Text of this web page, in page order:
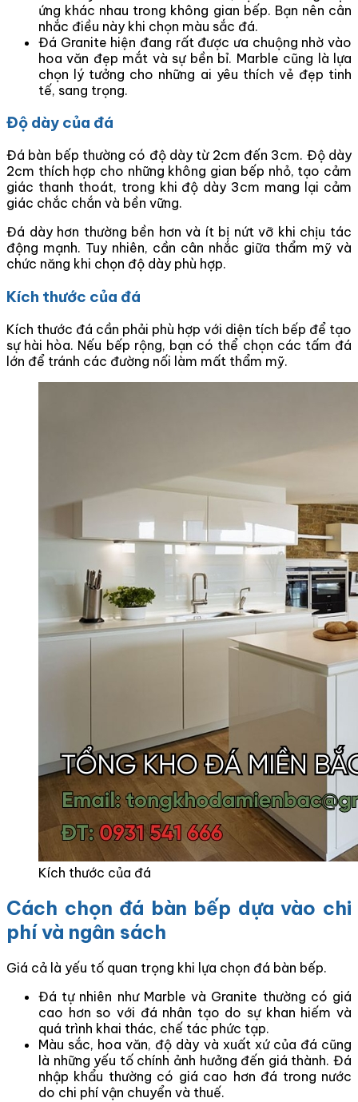
ứng khác nhau trong không gian bếp. Bạn nên cân
nhắc điều này khi chọn màu sắc đá.
Đá Granite hiện đang rất được ưa chuộng nhờ vào
hoa văn đẹp mắt và sự bền bỉ. Marble cũng là lựa
chọn lý tưởng cho những ai yêu thích vẻ đẹp tinh
tế, sang trọng.
Độ dày của đá
Đá bàn bếp thường có độ dày từ 2cm đến 3cm. Độ dày
2cm thích hợp cho những không gian bếp nhỏ, tạo cảm
giác thanh thoát, trong khi độ dày 3cm mang lại cảm
giác chắc chắn và bền vững.
Đá dày hơn thường bền hơn và ít bị nứt vỡ khi chịu tác
động mạnh. Tuy nhiên, cần cân nhắc giữa thẩm mỹ và
chức năng khi chọn độ dày phù hợp.
Kích thước của đá
Kích thước đá cần phải phù hợp với diện tích bếp để tạo
sự hài hòa. Nếu bếp rộng, bạn có thể chọn các tấm đá
lớn để tránh các đường nối làm mất thẩm mỹ.
Kích thước của đá
Cách chọn đá bàn bếp dựa vào chi
phí và ngân sách
Giá cả là yếu tố quan trọng khi lựa chọn đá bàn bếp.
Đá tự nhiên như Marble và Granite thường có giá
cao hơn so với đá nhân tạo do sự khan hiếm và
quá trình khai thác, chế tác phức tạp.
Màu sắc, hoa văn, độ dày và xuất xứ của đá cũng
là những yếu tố chính ảnh hưởng đến giá thành. Đá
nhập khẩu thường có giá cao hơn đá trong nước
do chi phí vận chuyển và thuế.